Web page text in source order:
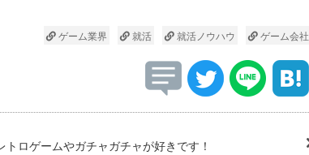
ゲーム業界 就活 就活ノウハウ ゲーム会社
ロゲームやガチャガチャが好きです！